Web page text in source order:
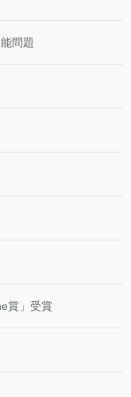
問題
賞」受賞